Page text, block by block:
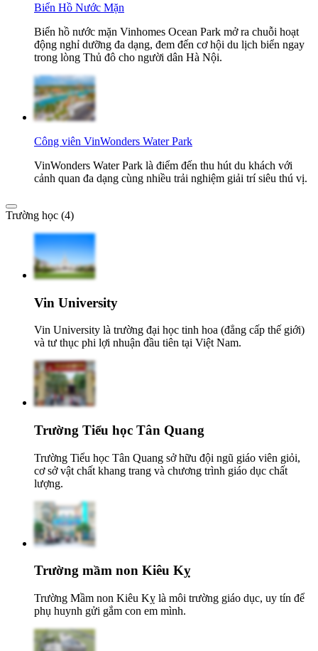
Biển Hồ Nước Mặn
Biển hồ nước mặn Vinhomes Ocean Park mở ra chuỗi hoạt
động nghỉ dưỡng đa dạng, đem đến cơ hội du lịch biển ngay
trong lòng Thủ đô cho người dân Hà Nội.
Công viên VinWonders Water Park
VinWonders Water Park là điểm đến thu hút du khách với
cảnh quan đa dạng cùng nhiều trải nghiệm giải trí siêu thú vị.
Trường học (4)
Vin University
Vin University là trường đại học tinh hoa (đẳng cấp thế giới)
và tư thục phi lợi nhuận đầu tiên tại Việt Nam.
Trường Tiểu học Tân Quang
Trường Tiểu học Tân Quang sở hữu đội ngũ giáo viên giỏi,
cơ sở vật chất khang trang và chương trình giáo dục chất
lượng.
Trường mầm non Kiêu Kỵ
Trường Mầm non Kiêu Kỵ là môi trường giáo dục, uy tín để
phụ huynh gửi gắm con em mình.